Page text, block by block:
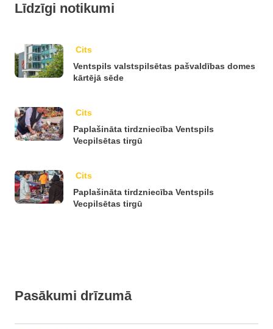
Līdzīgi notikumi
Cits
Ventspils valstspilsētas pašvaldības domes
kārtējā sēde
Cits
Paplašināta tirdzniecība Ventspils
Vecpilsētas tirgū
Cits
Paplašināta tirdzniecība Ventspils
Vecpilsētas tirgū
Pasākumi drīzumā